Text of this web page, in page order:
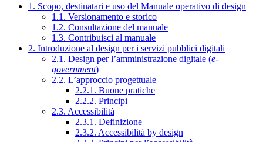
1. Scopo, destinatari e uso del Manuale operativo di design
1.1. Versionamento e storico
1.2. Consultazione del manuale
1.3. Contribuisci al manuale
2. Introduzione al design per i servizi pubblici digitali
2.1. Design per l’amministrazione digitale (e-
government)
2.2. L’approccio progettuale
2.2.1. Buone pratiche
2.2.2. Principi
2.3. Accessibilità
2.3.1. Definizione
2.3.2. Accessibilità by design